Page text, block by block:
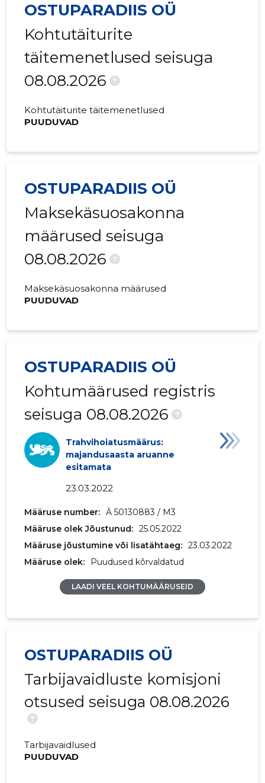
OSTUPARADIIS OÜ
Kohtutäiturite
täitemenetlused seisuga
08.08.2026
?
Kohtutäiturite täitemenetlused
PUUDUVAD
OSTUPARADIIS OÜ
Maksekäsuosakonna
määrused seisuga
08.08.2026
?
Maksekäsuosakonna määrused
PUUDUVAD
OSTUPARADIIS OÜ
Kohtumäärused registris
seisuga 08.08.2026
?
Trahvihoiatusmäärus:
majandusaasta aruanne
esitamata
23.03.2022
Määruse number: Ä 50130883 / M3
Määruse olek Jõustunud: 25.05.2022
Määruse jõustumine või lisatähtaeg: 23.03.2022
Määruse olek:
Puudused kõrvaldatud
LAADI VEEL KOHTUMÄÄRUSEID
OSTUPARADIIS OÜ
Tarbijavaidluste komisjoni
otsused seisuga 08.08.2026
?
Tarbijavaidlused
PUUDUVAD